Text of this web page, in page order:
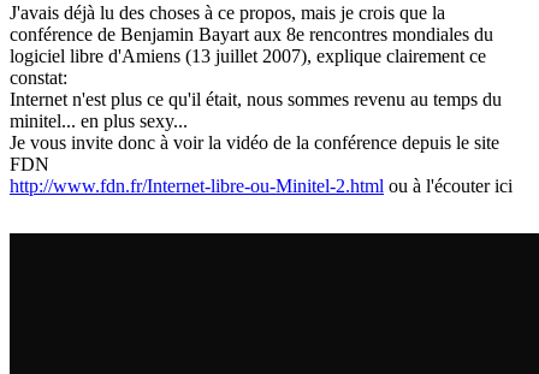
J'avais déjà lu des choses à ce propos, mais je crois que la
conférence de Benjamin Bayart aux 8e rencontres mondiales du
logiciel libre d'Amiens (13 juillet 2007), explique clairement ce
constat:
Internet n'est plus ce qu'il était, nous sommes revenu au temps du
minitel... en plus sexy...
Je vous invite donc à voir la vidéo de la conférence depuis le site
FDN
http://www.fdn.fr/Internet-libre-ou-Minitel-2.html ou à l'écouter ici